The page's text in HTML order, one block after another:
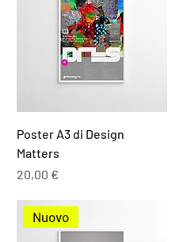
Poster A3 di Design
Matters
Prezzo
20,00 €
Nuovo